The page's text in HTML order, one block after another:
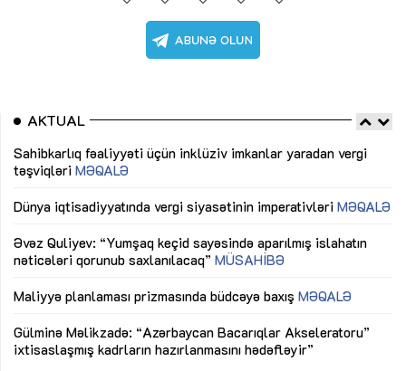
AKTUAL
Sahibkarlıq fəaliyyəti üçün inklüziv imkanlar yaradan vergi
təşviqləri MƏQALƏ
Dünya iqtisadiyyatında vergi siyasətinin imperativləri MƏQALƏ
Əvəz Quliyev: “Yumşaq keçid sayəsində aparılmış islahatın
nəticələri qorunub saxlanılacaq” MÜSAHİBƏ
Maliyyə planlaması prizmasında büdcəyə baxış MƏQALƏ
Gülminə Məlikzadə: “Azərbaycan Bacarıqlar Akseleratoru”
ixtisaslaşmış kadrların hazırlanmasını hədəfləyir”